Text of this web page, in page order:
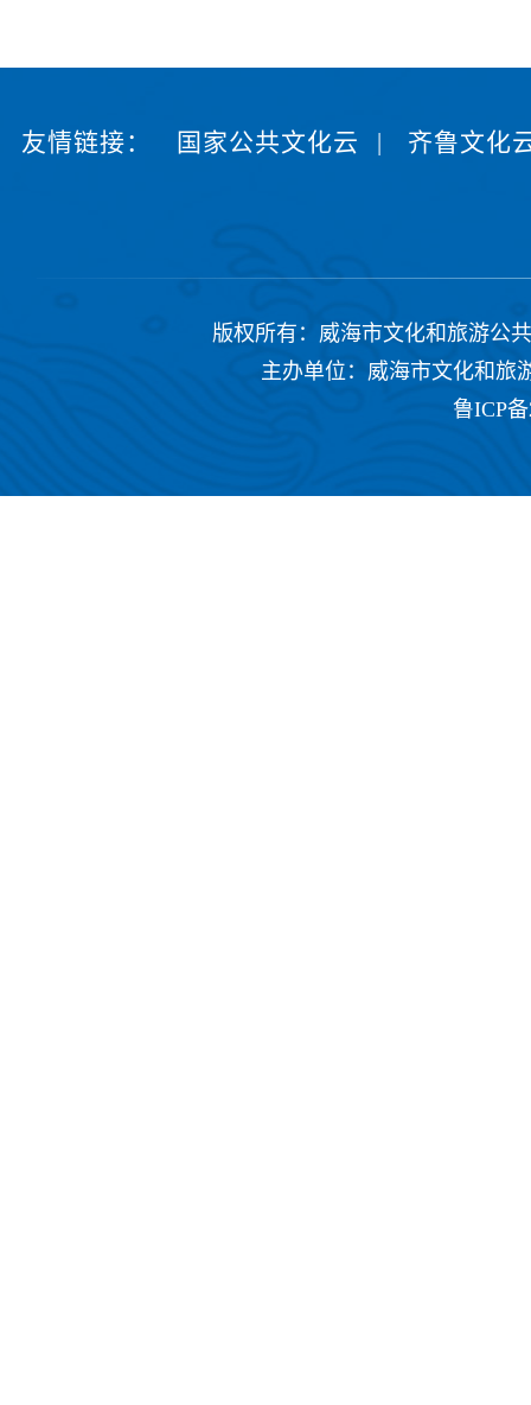
友情链接： 国家公共文化云 | 齐鲁文化
版权所有：威海市文化和旅游公共
主办单位：威海市文化和旅
鲁ICP备